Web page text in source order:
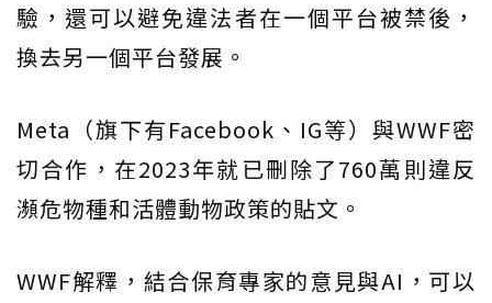
驗，還可以避免違法者在一個平台被禁後，
換去另一個平台發展。
Meta（旗下有Facebook、IG等）與WWF密
切合作，在2023年就已刪除了760萬則違反
瀕危物種和活體動物政策的貼文。
WWF解釋，結合保育專家的意見與AI，可以